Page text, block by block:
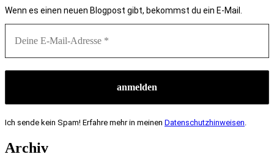
Wenn es einen neuen Blogpost gibt, bekommst du ein E-Mail.
Ich sende kein Spam! Erfahre mehr in meinen Datenschutzhinweisen
Archiv